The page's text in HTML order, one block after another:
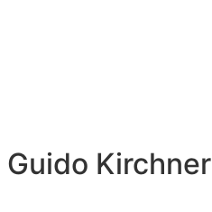
Guido Kirchner